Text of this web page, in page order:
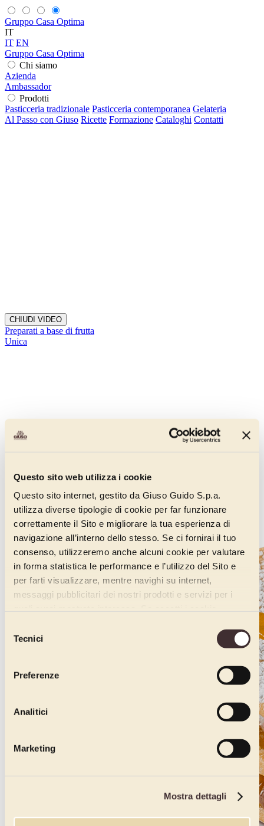
Questo sito web utilizza i cookie
Questo sito internet, gestito da Giuso Guido S.p.a.
utilizza diverse tipologie di cookie per far funzionare
correttamente il Sito e migliorare la tua esperienza di
navigazione all’interno dello stesso. Se ci fornirai il tuo
consenso, utilizzeremo anche alcuni cookie per valutare
in forma statistica le performance e l’utilizzo del Sito e
per farti visualizzare, mentre navighi su internet,
messaggi pubblicitari dei nostri prodotti e servizi per i
delTecnici
Preferenze
Analitici
Marketing
Mostra dettagli
Gruppo Casa Optima
IT
IT EN
Gruppo Casa Optima
Chi siamo
Azienda
Ambassador
Prodotti
Pasticceria tradizionale Pasticceria contemporanea Gelateria
Al Passo con Giuso Ricette Formazione Cataloghi Contatti
CHIUDI VIDEO
Preparati a base di frutta
Unica